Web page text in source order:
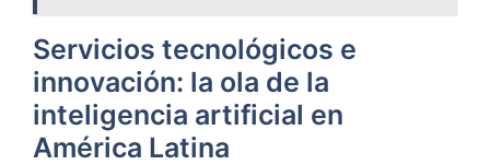
Servicios tecnológicos e
innovación: la ola de la
inteligencia artificial en
América Latina